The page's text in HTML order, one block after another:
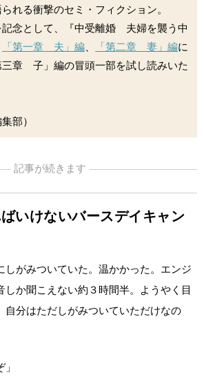
れる衝撃のセミ・フィクション。
念として、『中受離婚 夫婦を襲う中
「第一章 夫」編、 「第二章 妻」編に
章 子」編の冒頭一部を試し読みいた
集部）
記事が続きます
いけないバースデイキャン
がみついていた。温かかった。エンジ
しか聞こえない約３時間半。ようやく目
自分はただしがみついていただけなの